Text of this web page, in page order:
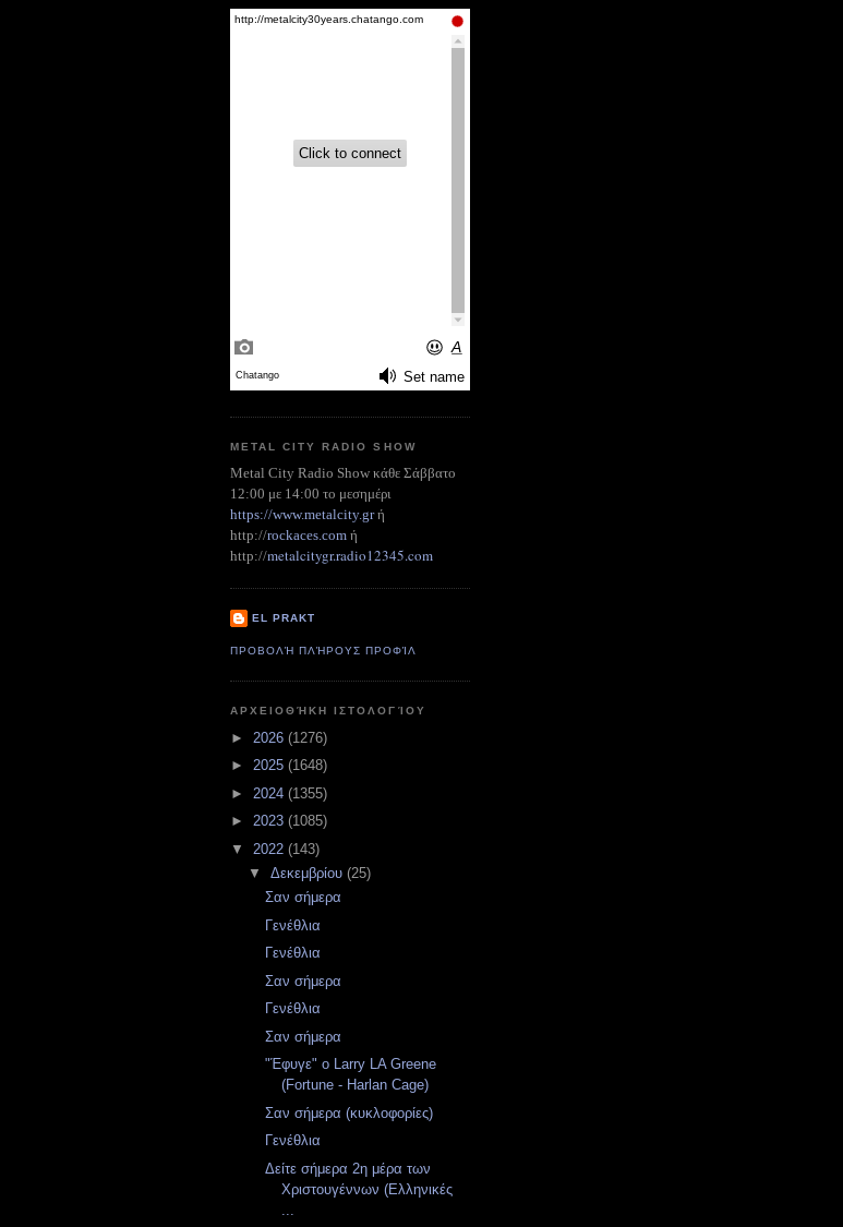
METAL CITY RADIO SHOW
Metal City Radio Show κάθε Σάββατο
12:00 με 14:00 το μεσημέρι
https://www.metalcity.grή
http://rockaces.com ή
http://metalcitygr.radio12345.com
EL PRAKT
ΠΡΟΒΟΛΉ ΠΛΉΡΟΥΣ ΠΡΟΦΊΛ
ΑΡΧΕΙΟΘΉΚΗ ΙΣΤΟΛΟΓΊΟΥ
► 2026 (1276)
► 2025 (1648)
► 2024 (1355)
► 2023 (1085)
▼ 2022 (143)
▼ Δεκεμβρίου (25)
Σαν σήμερα
Γενέθλια
Γενέθλια
Σαν σήμερα
Γενέθλια
Σαν σήμερα
"Έφυγε" ο Larry LA Greene
(Fortune - Harlan Cage)
Σαν σήμερα (κυκλοφορίες)
Γενέθλια
Δείτε σήμερα 2η μέρα των
Χριστουγέννων (Ελληνικές